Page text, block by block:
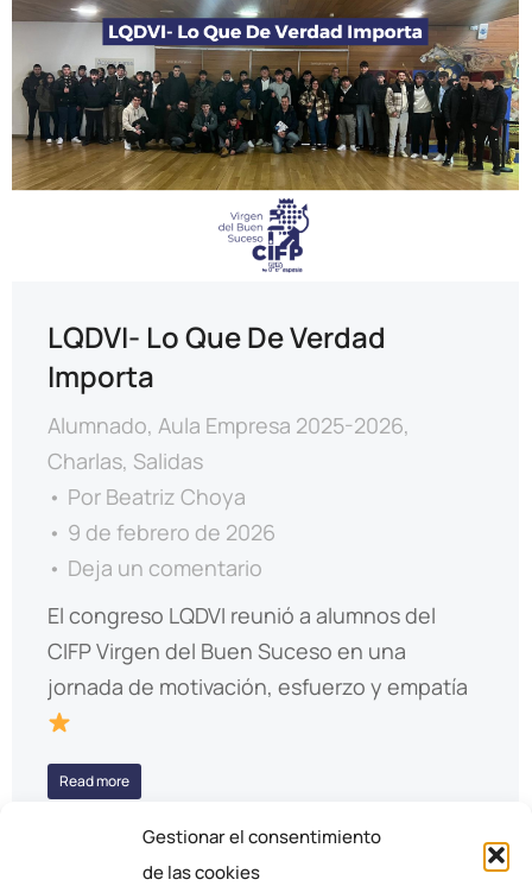
Gestionar el consentimiento
de las cookies
LQDVI- Lo Que De Verdad
Importa
Alumnado, Aula Empresa 2025-2026,
Charlas, Salidas
Por Beatriz Choya
9 de febrero de 2026
Deja un comentario
El congreso LQDVI reunió a alumnos del
CIFP Virgen del Buen Suceso en una
jornada de motivación, esfuerzo y empatía
Read more